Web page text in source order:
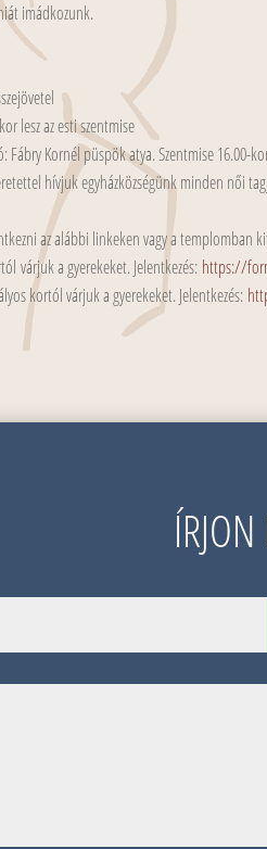
imádkozunk.
lesz az esti szentmise
Kornél püspök atya. Szentmise 16.00-
hívjuk egyházközségünk minden női
az alábbi linkeken vagy a templomban
várjuk a gyerekeket. Jelentkezés: https://
kortól várjuk a gyerekeket. Jelentkezés: